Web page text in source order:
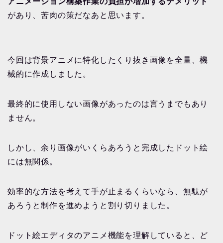
があり、苦肉の策だなあと思います。
今回は背景アニメに特化したくり抜き画像を全量、機
械的に作成しました。
最終的に使用しない画像があったのは言うまでもあり
ません。
しかし、余り画像がいくらあろうと完成したドット絵
には無関係。
効率的な方法を考えて手が止まるくらいなら、無駄が
あろうと制作を進めようと割り切りました。
ドット絵エディタのアニメ機能を理解していると、ど